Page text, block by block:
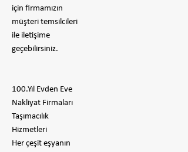
için firmamızın
müşteri temsilcileri
ile iletişime
geçebilirsiniz.
100.Yıl Evden Eve
Nakliyat Firmaları
Taşımacılık
Hizmetleri
Her çeşit eşyanın